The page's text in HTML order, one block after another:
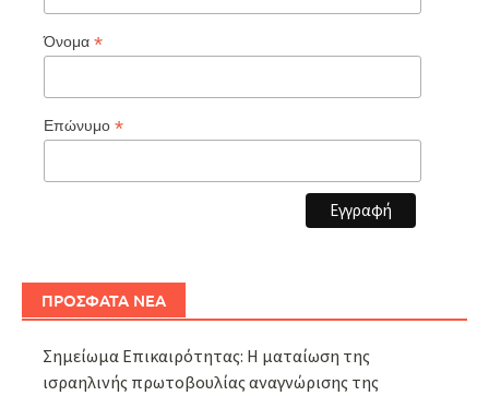
Όνομα *
Επώνυμο *
ΠΡΟΣΦΑΤΑ ΝΕΑ
Σημείωμα Επικαιρότητας: Η ματαίωση της
ισραηλινής πρωτοβουλίας αναγνώρισης της